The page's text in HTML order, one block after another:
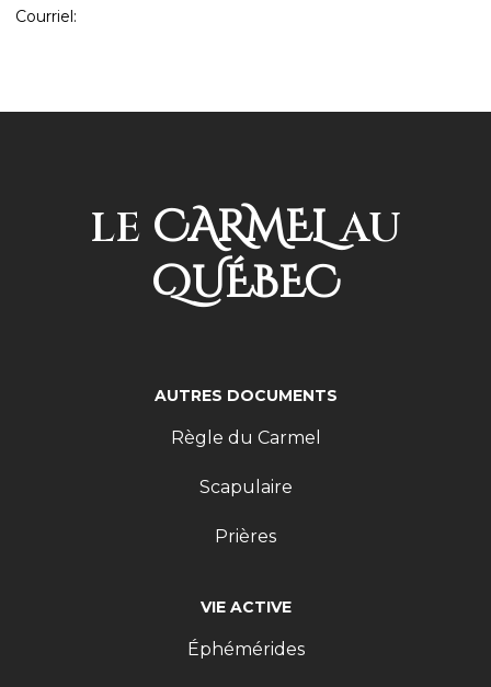
Courriel:
LE CARMELAU
QUÉBEC
VIE ACTIVE
Éphémérides
AUTRES DOCUMENTS
Règle du Carmel
Scapulaire
Prières